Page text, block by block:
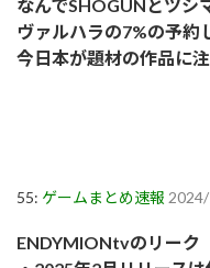
なんでSHOGUNとツシ
ヴァルハラの7%の予約
今日本が題材の作品に
55: ゲームまとめ速報
ENDYMIONtvのリーク